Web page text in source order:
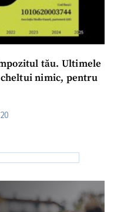
tău. Ultimele
nimic, pentru